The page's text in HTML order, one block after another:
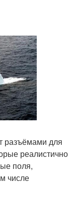
разъёмами для
реалистично
поля,
числе